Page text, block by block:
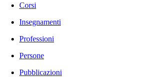
Corsi
Insegnamenti
Professioni
Persone
Pubblicazioni